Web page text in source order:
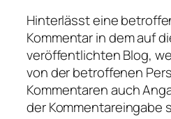
Hinterlässt eine
Kommentar in dem auf
veröffentlichten Blog,
von der betroffenen
Kommentaren auch
der Kommentareingabe